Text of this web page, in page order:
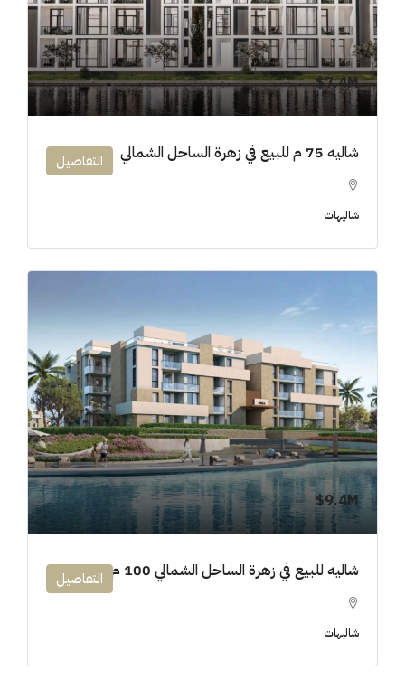
7.4M$
شاليه 75 م للبيع في زهرة الساحل الشمالي
شاليهات
التفاصيل
9.4M$
شاليه للبيع في زهرة الساحل الشمالي 100 م
شاليهات
التفاصيل